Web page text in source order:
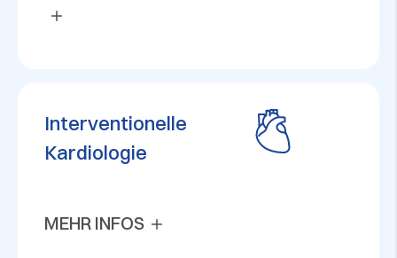
Interventionelle
Kardiologie
MEHR INFOS